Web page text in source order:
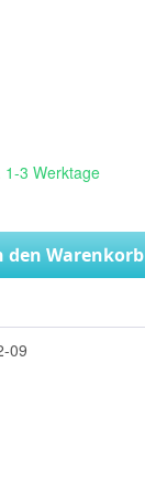
3 Werktage
denWarenkorb
09